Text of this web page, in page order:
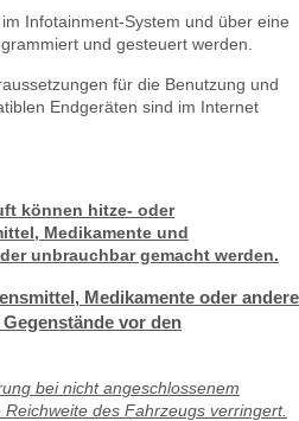
Infotainment-System und über eine
und gesteuert werden.
für die Benutzung und
Endgeräten sind im Internet
können hitze- oder
Medikamente und
unbrauchbar gemacht werden.
Medikamente oder andere
vor den
bei nicht angeschlossenem
des Fahrzeugs verringert.